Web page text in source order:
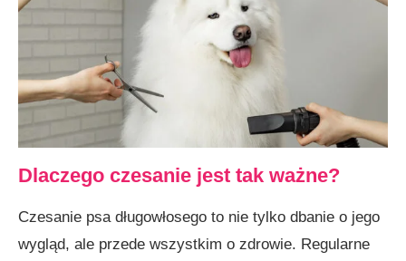
Dlaczego czesanie jest tak ważne?
Czesanie psa długowłosego to nie tylko dbanie o jego
wygląd, ale przede wszystkim o zdrowie. Regularne